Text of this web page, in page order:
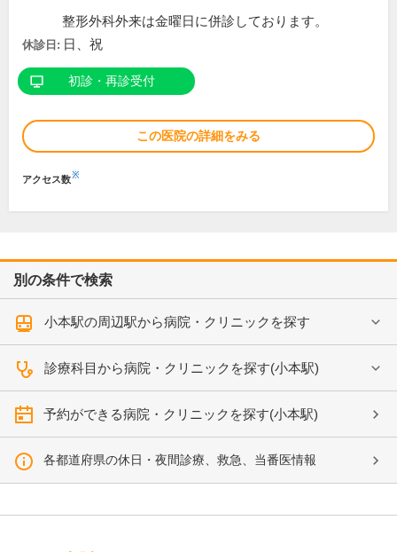
整形外科外来は金曜日に併診しております。
休診日: 日、祝
初診・再診受付
この医院の詳細をみる
アクセス数※
別の条件で検索
小本駅の周辺駅から病院・クリニックを探す
診療科目から病院・クリニックを探す(小本駅)
予約ができる病院・クリニックを探す(小本駅)
各都道府県の休日・夜間診療、救急、当番医情報